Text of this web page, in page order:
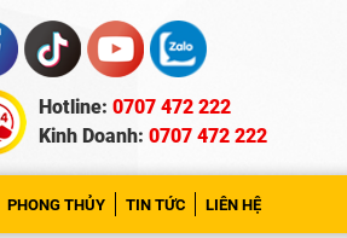
Hotline: 0707 472 222
Kinh Doanh: 0707 472 222
PHONG THỦY TIN TỨC LIÊN HỆ